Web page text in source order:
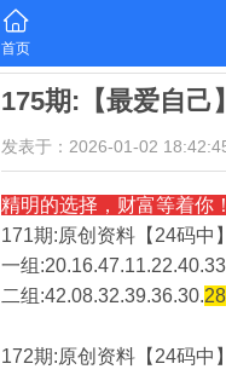
首页
175期:【最爱自己
发表于：2026-01-02
精明的选择，财富等着你！
171期:原创资料【24码中
一组
二组:42.08.32.39.36.30.28
172期:原创资料【24码中